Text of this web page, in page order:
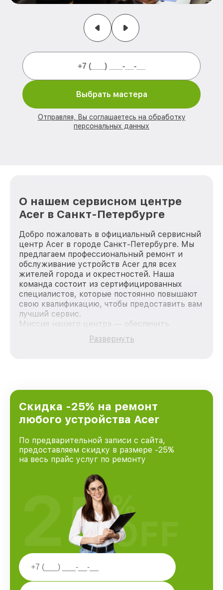
Выбрать мастера
Отправляя, Вы соглашаетесь на обработку
персональных данных
О нашем сервисном центре
Acer в Санкт-Петербурге
Добро пожаловать в официальный сервисный
центр Acer в городе Санкт-Петербурге. Мы
предлагаем профессиональный ремонт и
обслуживание устройств Acer для всех
жителей города и окрестностей. Наша
команда состоит из сертифицированных
специалистов, которые постоянно повышают
свою квалификацию, чтобы предоставить вам
лучший сервис.
Миссия нашего центра — обеспечить
качественный и доступный ремонт для
каждого пользователя продукции Acer, вне
Санкт-Петербурге, постоянно повышая
уровень доверия и лояльности наших
клиентов.
Развернуть
Скидка -25% на ремонт
любого устройства Acer
По предварительной записи с сайта,
предоставляем скидку в размере -25%
на весь прайс услуг по ремонту
25%
OFF